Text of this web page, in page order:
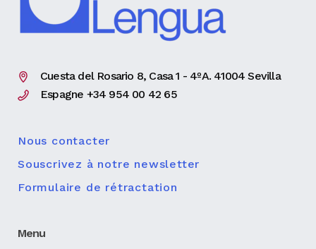
Cuesta del Rosario 8, Casa 1 - 4ºA. 41004 Sevilla
Espagne +34 954 00 42 65
Nous contacter
Souscrivez à notre newsletter
Formulaire de rétractation
Menu